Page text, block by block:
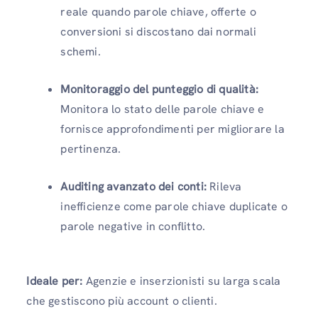
reale quando parole chiave, offerte o
conversioni si discostano dai normali
schemi.
Monitoraggio del punteggio di qualità:
Monitora lo stato delle parole chiave e
fornisce approfondimenti per migliorare la
pertinenza.
Auditing avanzato dei conti: Rileva
inefficienze come parole chiave duplicate o
parole negative in conflitto.
Ideale per: Agenzie e inserzionisti su larga scala
che gestiscono più account o clienti.